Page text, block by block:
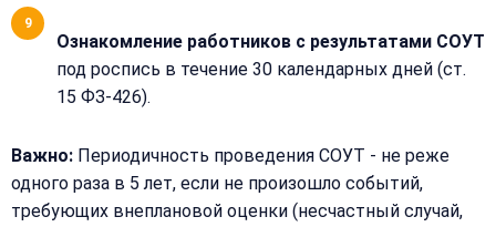
Ознакомление работников с результатами СОУТ
под роспись в течение 30 календарных дней (ст.
15 ФЗ-426).
Важно: Периодичность проведения СОУТ - не реже
одного раза в 5 лет, если не произошло событий,
требующих внеплановой оценки (несчастный случай,
Получить расчёт
позвоните
нам:
+7
(499)